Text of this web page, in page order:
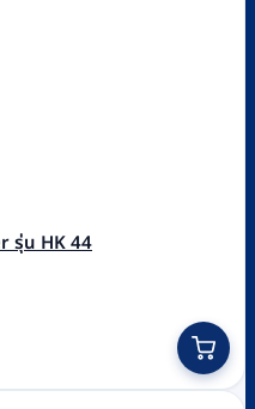
รุ่น HK 44